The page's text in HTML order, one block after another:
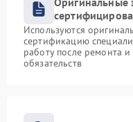
Используются
сертификацию
работу после ремонта
обязательств